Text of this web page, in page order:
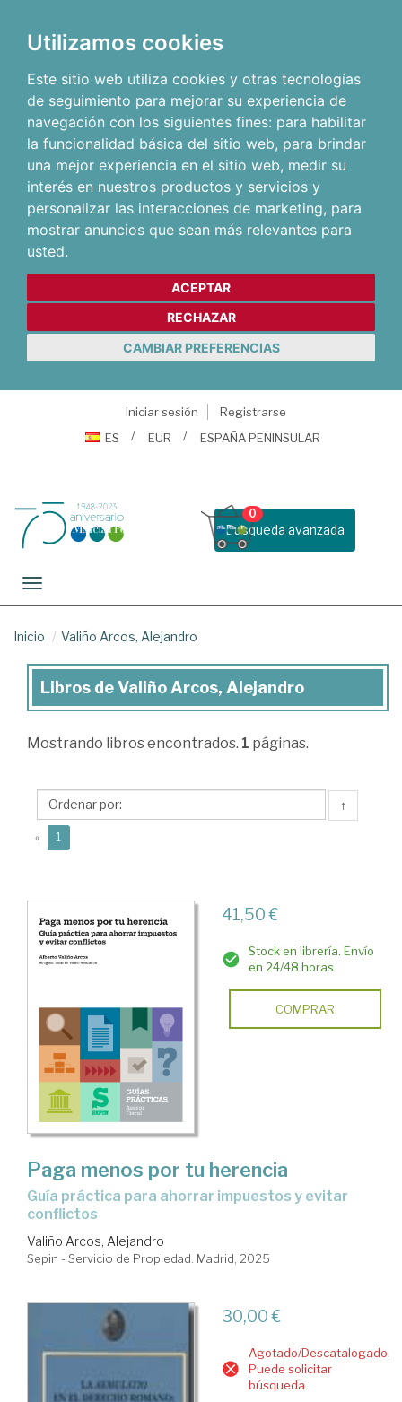
Utilizamos cookies
Este sitio web utiliza cookies y otras tecnologías
de seguimiento para mejorar su experiencia de
navegación con los siguientes fines: para habilitar
la funcionalidad básica del sitio web, para brindar
una mejor experiencia en el sitio web, medir su
interés en nuestros productos y servicios y
personalizar las interacciones de marketing, para
mostrar anuncios que sean más relevantes para
usted.
ACEPTAR
RECHAZAR
CAMBIAR PREFERENCIAS
Iniciar sesión
Registrarse
ES
EUR ESPAÑA PENINSULAR
Busqueda avanzada
0
Toggle navigation
Inicio Valiño Arcos, Alejandro
Libros
Valiño
Alejandro
Libros de Valiño Arcos, Alejandro
Mostrando libros encontrados. 1 páginas.
↑
« 1
41,50 €
Stock en librería. Envío
en 24/48 horas
COMPRAR
Paga menos por tu herencia
Guía práctica para ahorrar impuestos y evitar
conflictos
Valiño Arcos, Alejandro
Sepin - Servicio de Propiedad. Madrid, 2025
30,00 €
Agotado/Descatalogado.
Puede solicitar
búsqueda.